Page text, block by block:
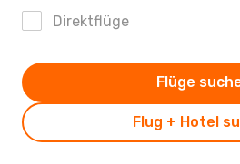
Direktflüge
Flug + Hotel
Flüge